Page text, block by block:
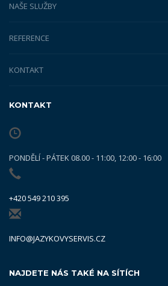
NAŠE SLUŽBY
REFERENCE
KONTAKT
KONTAKT
PONDĚLÍ - PÁTEK 08.00 - 11:00, 12:00 - 16:00
+420 549 210 395
INFO@JAZYKOVYSERVIS.CZ
NAJDETE NÁS TAKÉ NA SÍTÍCH